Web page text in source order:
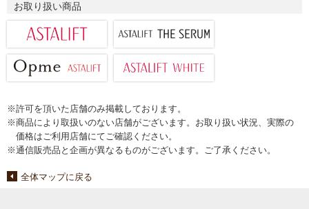
お取り扱い商品
※許可を頂いた店舗のみ掲載しております。
※商品により取扱いのない店舗がございます。お取り扱い状況、実際の
価格はご利用店舗にてご確認ください。
※通信販売品と企画が異なるものがございます。ご了承ください。
全体マップに戻る